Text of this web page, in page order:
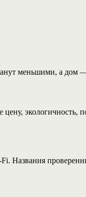
меньшими, а дом
экологичность,
Названия